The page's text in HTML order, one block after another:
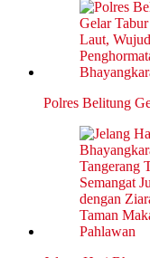
Polres Belitung